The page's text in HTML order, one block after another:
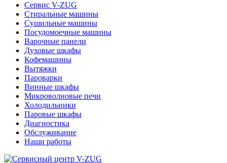
Сервис V-ZUG
Стиральные машины
Сушильные машины
Посудомоечные машины
Варочные панели
Духовые шкафы
Кофемашины
Вытяжки
Пароварки
Винные шкафы
Микроволновые печи
Холодильники
Паровые шкафы
Диагностика
Обслуживание
Наши работы